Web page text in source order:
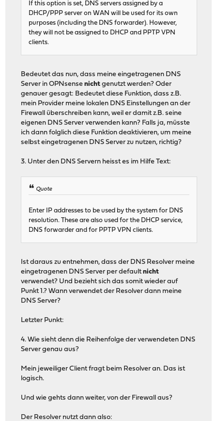
If this option is set, DNS servers assigned by a
DHCP/PPP server on WAN will be used for its own
purposes (including the DNS forwarder). However,
they will not be assigned to DHCP and PPTP VPN
clients.
Bedeutet das nun, dass meine eingetragenen DNS
Server in OPNsensenicht genutzt werden? Oder
genauer gesagt: Bedeutet diese Funktion, dass z.B.
mein Provider meine lokalen DNS Einstellungen an der
Firewall überschreiben kann, weil er damit z.B. seine
eigenen DNS Server verwenden kann? Falls ja, müsste
ich dann folglich diese Funktion deaktivieren, um meine
selbst eingetragenen DNS Server zu nutzen, richtig?
3. Unter den DNS Servern heisst es im Hilfe Text:
Quote
Enter IP addresses to be used by the system for DNS
resolution. These are also used for the DHCP service,
DNS forwarder and for PPTP VPN clients.
Ist daraus zu entnehmen, dass der DNS Resolver meine
eingetragenen DNS Server per defaultnicht
verwendet? Und bezieht sich das somit wieder auf
Punkt 1.? Wann verwendet der Resolver dann meine
DNS Server?
Letzter Punkt:
4. Wie sieht denn die Reihenfolge der verwendeten DNS
Server genau aus?
Mein jeweiliger Client fragt beim Resolver an. Das ist
logisch.
Und wie gehts dann weiter, von der Firewall aus?
Der Resolver nutzt dann also: